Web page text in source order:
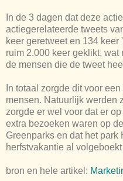
In de 3 dagen dat deze
actiegerelateerde tweets
keer geretweet en 134
ruim 2.000 keer geklikt,
de mensen die de tweet
In totaal zorgde dit voor
mensen. Natuurlijk werden
zorgde er wel voor dat er
extra bezoeken waren op
Greenparks en dat het
herfstvakantie al volgeboekt
bron en hele artikel: